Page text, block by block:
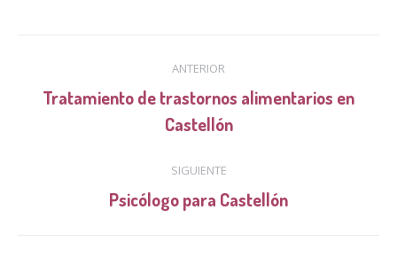
entre
publicaciones
ANTERIOR
Publicación
anterior:
Tratamiento de trastornos alimentarios en
Castellón
SIGUIENTE
Publicación
Psicólogo para Castellón